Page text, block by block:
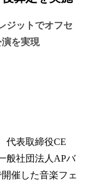
ジットでオフセ
を実現
代表取締役CE
般社団法人APバ
催した音楽フェ